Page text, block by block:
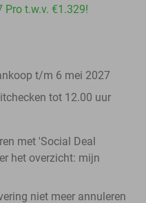
Pro t.w.v. €1.329!
t/m 6 mei 2027
tot 12.00 uur
met 'Social Deal
het overzicht: mijn
niet meer annuleren